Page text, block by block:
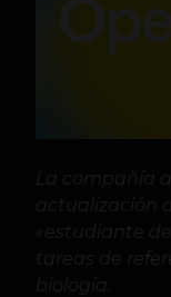
La compañía
actualización
«estudiante
tareas de
biología.